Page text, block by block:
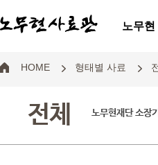
노무현
HOME 형태별 사료
전체 노무현재단 소장